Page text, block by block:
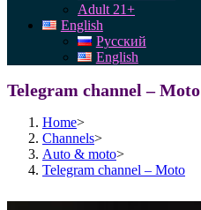
Adult 21+
English
Русский
English
Telegram channel – Moto
Home>
Channels>
Auto & moto>
Telegram channel – Moto